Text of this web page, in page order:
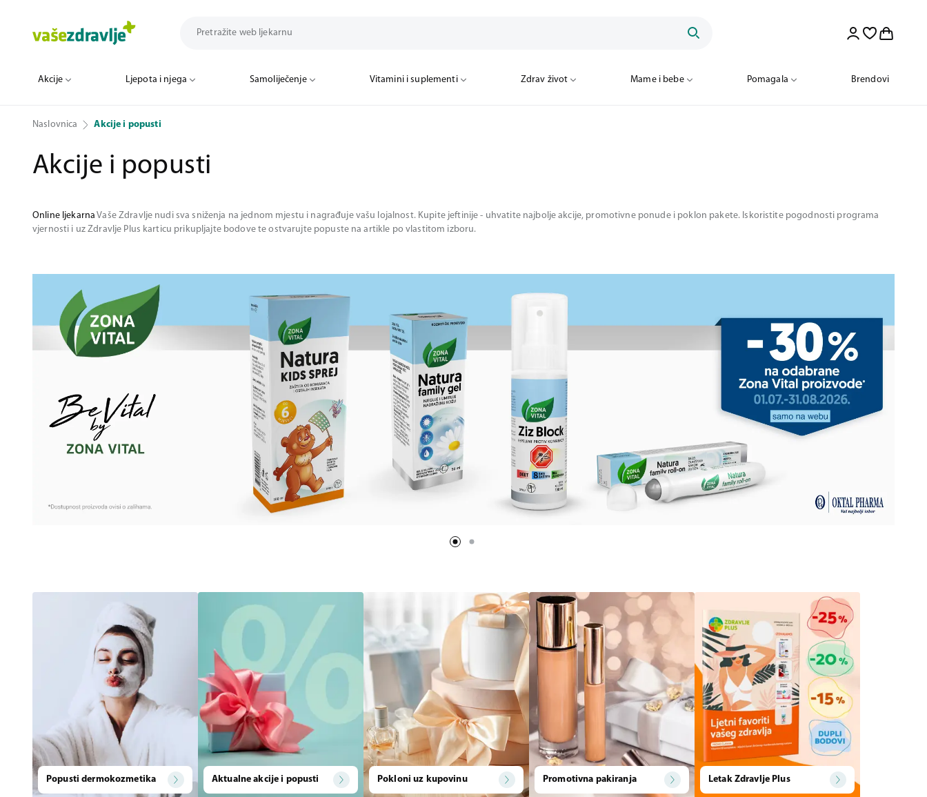
Akcije Ljepota i njega Samoliječenje Vitamini i suplementi Zdrav život Mame i bebe Pomagala Brendovi
Naslovnica Akcije i popusti
Akcije i popusti
Online ljekarna Vaše Zdravlje nudi sva sniženja na jednom mjestu i nagrađuje vašu lojalnost. Kupite jeftinije - uhvatite najbolje akcije, promotivne ponude i poklon pakete. Iskoristite pogodnosti programa
vjernosti i uz Zdravlje Plus karticu prikupljajte bodove te ostvarujte popuste na artikle po vlastitom izboru.
Popusti dermokozmetika Aktualne akcije i popusti Pokloni uz kupovinu Promotivna pakiranja Letak Zdravlje Plus